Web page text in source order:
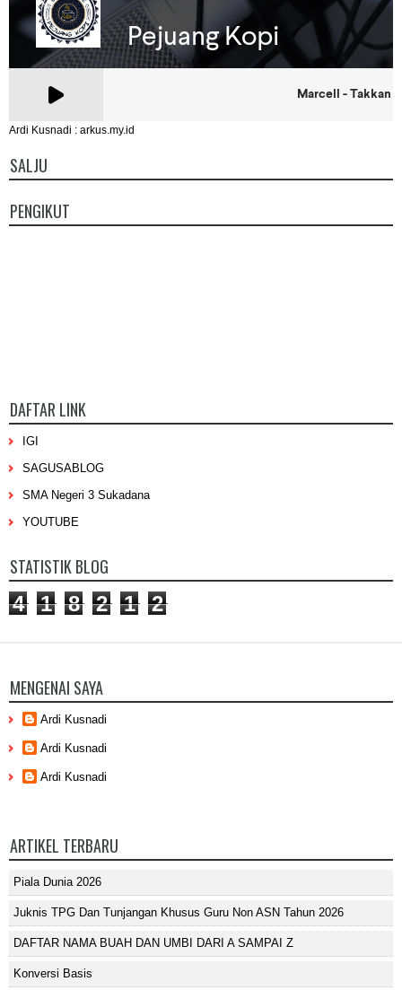
Ardi Kusnadi : arkus.my.id
SALJU
PENGIKUT
DAFTAR LINK
IGI
SAGUSABLOG
SMA Negeri 3 Sukadana
YOUTUBE
STATISTIK BLOG
4 1 8 2 1 2
MENGENAI SAYA
Ardi Kusnadi
Ardi Kusnadi
Ardi Kusnadi
ARTIKEL TERBARU
Piala Dunia 2026
Juknis TPG Dan Tunjangan Khusus Guru Non ASN Tahun 2026
DAFTAR NAMA BUAH DAN UMBI DARI A SAMPAI Z
Konversi Basis